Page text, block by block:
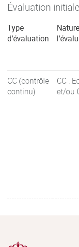
Évaluation
Type
d'évaluation
CC (contrôle
continu)
CC :
et/ou